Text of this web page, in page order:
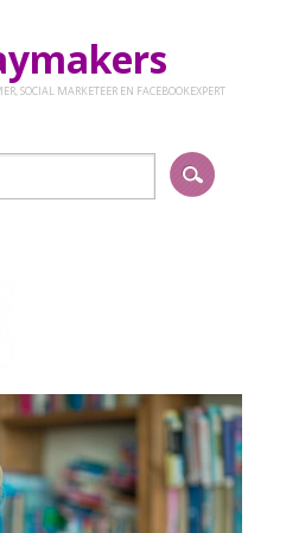
SOCIAL MARKETEER EN FACEBOOKEXPERT